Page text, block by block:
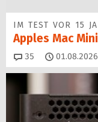
IM TEST VOR 15
Apples Mac
35 Kommentare
01.08.2026